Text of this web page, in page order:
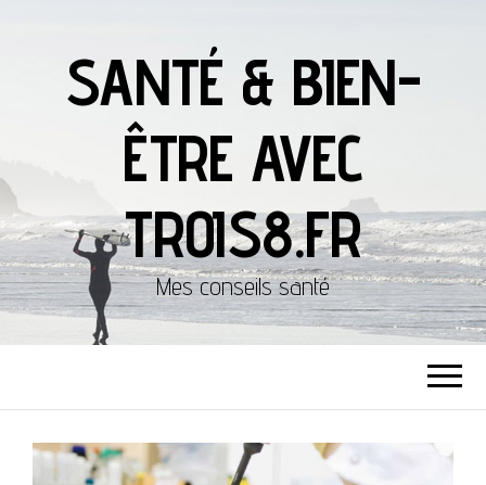
SANTÉ & BIEN-
ÊTRE AVEC
TROIS8.FR
Mes conseils santé